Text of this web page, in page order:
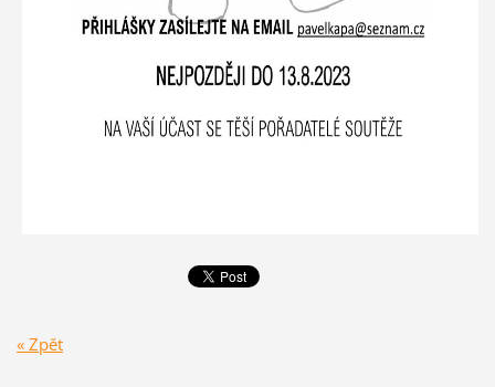
« Zpět